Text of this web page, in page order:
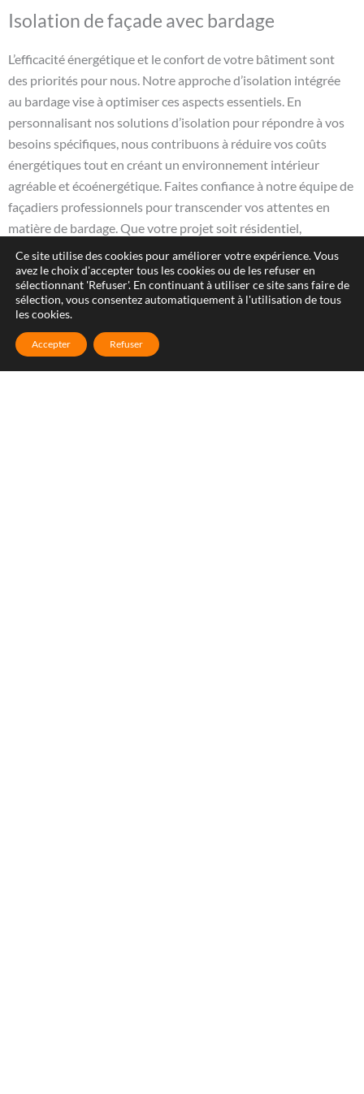
Isolation de façade avec bardage
L’efficacité énergétique et le confort de votre bâtiment sont
des priorités pour nous. Notre approche d’isolation intégrée
au bardage vise à optimiser ces aspects essentiels. En
personnalisant nos solutions d’isolation pour répondre à vos
besoins spécifiques, nous contribuons à réduire vos coûts
énergétiques tout en créant un environnement intérieur
agréable et écoénergétique. Faites confiance à notre équipe de
façadiers professionnels pour transcender vos attentes en
matière de bardage. Que votre projet soit résidentiel,
commercial ou industriel, nous sommes prêts à discuter de vos
besoins spécifiques et à mettre en œuvre une solution sur
mesure.
Ce site utilise des cookies pour améliorer votre expérience. Vous
avez le choix d'accepter tous les cookies ou de les refuser en
sélectionnant 'Refuser'. En continuant à utiliser ce site sans faire de
sélection, vous consentez automatiquement à l'utilisation de tous
les cookies.
Accepter Refuser